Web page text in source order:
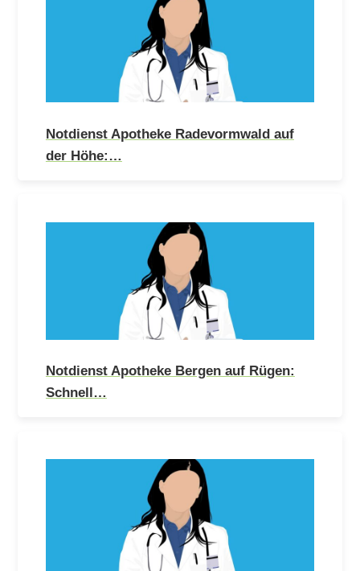
Notdienst Apotheke Radevormwald auf
der Höhe:…
Notdienst Apotheke Bergen auf Rügen:
Schnell…